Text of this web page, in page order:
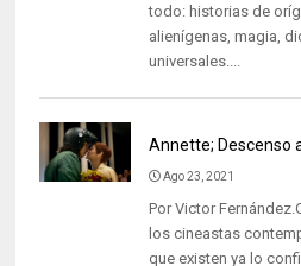
todo: historias de
alienígenas, magia,
universales....
Annette; Descenso
Ago 23, 2021
Por Victor
los cineastas
que existen ya lo